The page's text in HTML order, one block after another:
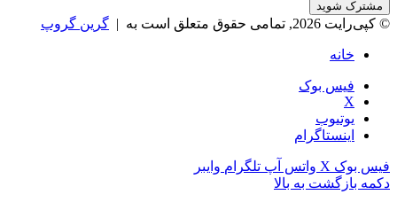
© کپی‌رایت 2026, تمامی حقوق متعلق است به | گرین گروپ
خانه
فیس بوک
X
یوتیوب
اینستاگرام
فیس بوک X واتس آپ تلگرام وایبر
دکمه بازگشت به بالا